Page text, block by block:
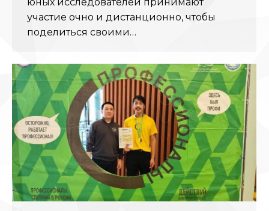
участие очно и дистанционно, чтобы
поделиться своими…